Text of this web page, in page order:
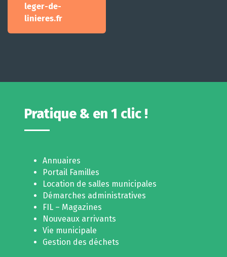
leger-de-
linieres.fr
Pratique & en 1 clic !
Annuaires
Portail Familles
Location de salles municipales
Démarches administratives
FIL – Magazines
Nouveaux arrivants
Vie municipale
Gestion des déchets